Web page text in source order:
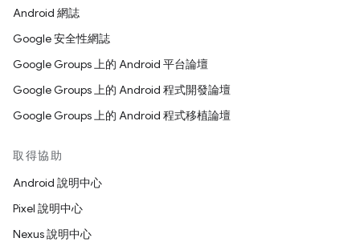
Android 網誌
Google 安全性網誌
Google Groups 上的 Android 平台論壇
Google Groups 上的 Android 程式開發論壇
Google Groups 上的 Android 程式移植論壇
取得協助
Android 說明中心
Pixel 說明中心
Nexus 說明中心